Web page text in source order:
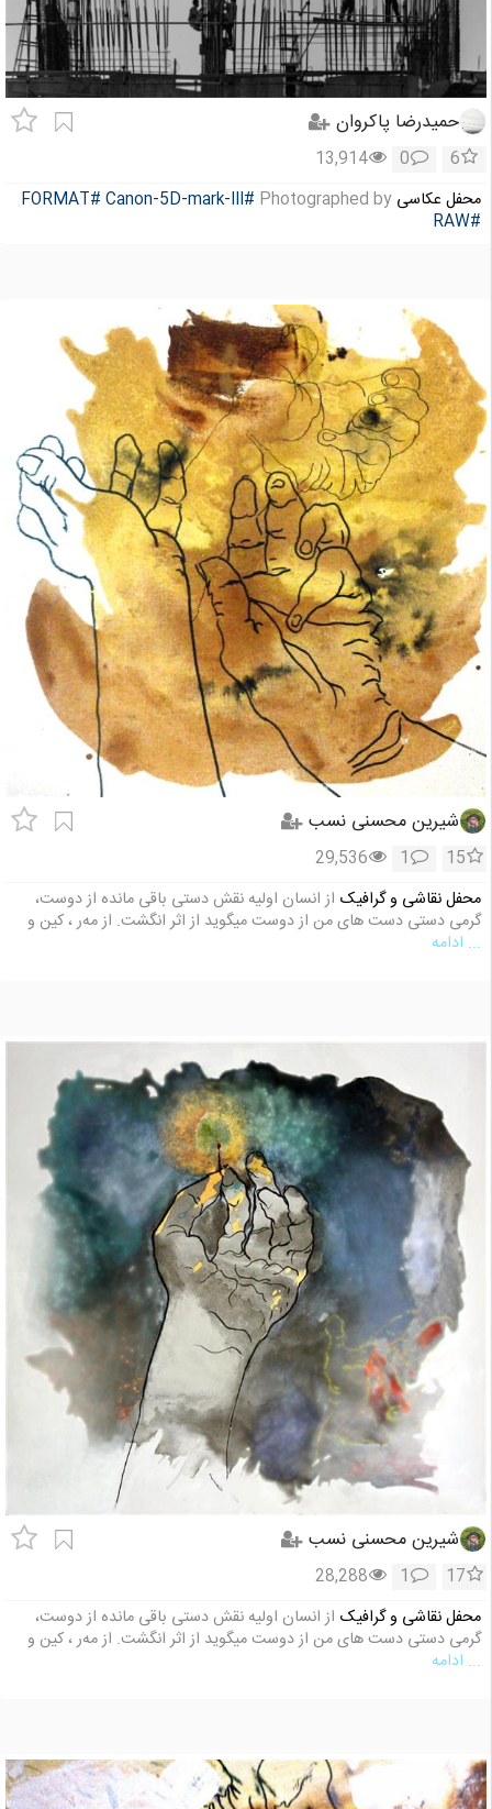
حمیدرضا پاکروان
6
0
13,914
محفل عکاسی Photographed by
#Canon-5D-mark-III
#FORMAT
#RAW
شیرین محسنی نسب
15
1
29,536
محفل نقاشی و گرافیک از انسان اولیه نقش دستی باقی مانده از دوست،
گرمی دستی دست های من از دوست میگوید از اثر انگشت. از مه‌ر ، کین و
... ادامه
شیرین محسنی نسب
17
1
28,288
محفل نقاشی و گرافیک از انسان اولیه نقش دستی باقی مانده از دوست،
گرمی دستی دست های من از دوست میگوید از اثر انگشت. از مه‌ر ، کین و
... ادامه